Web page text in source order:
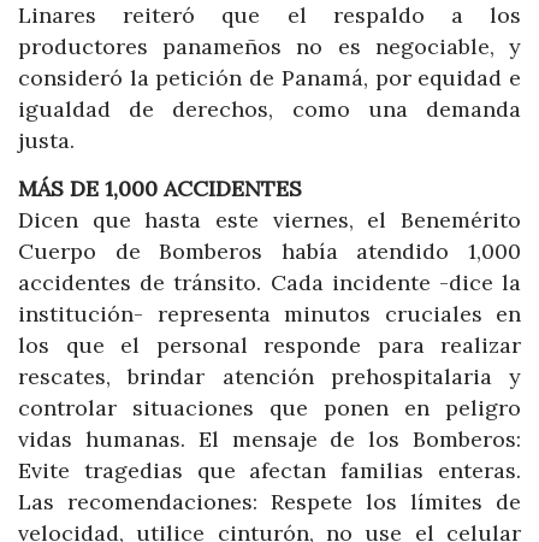
Linares reiteró que el respaldo a los
productores panameños no es negociable, y
consideró la petición de Panamá, por equidad e
igualdad de derechos, como una demanda
justa.
MÁS DE 1,000 ACCIDENTES
Dicen que hasta este viernes, el Benemérito
Cuerpo de Bomberos había atendido 1,000
accidentes de tránsito. Cada incidente -dice la
institución- representa minutos cruciales en
los que el personal responde para realizar
rescates, brindar atención prehospitalaria y
controlar situaciones que ponen en peligro
vidas humanas. El mensaje de los Bomberos:
Evite tragedias que afectan familias enteras.
Las recomendaciones: Respete los límites de
velocidad, utilice cinturón, no use el celular